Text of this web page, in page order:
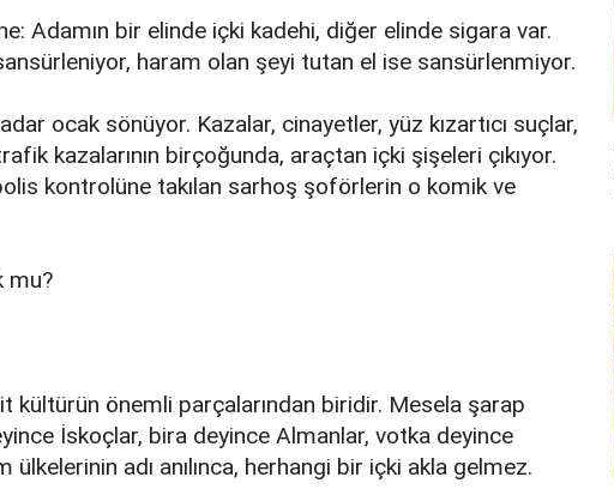
Adamın bir elinde içki kadehi, diğer elinde sigara var.
haram olan şeyi tutan el ise sansürlenmiyor.
ocak sönüyor. Kazalar, cinayetler, yüz kızartıcı suçlar,
kazalarının birçoğunda, araçtan içki şişeleri çıkıyor.
kontrolüne takılan sarhoş şoförlerin o komik ve
mu?
kültürün önemli parçalarından biridir. Mesela şarap
İskoçlar, bira deyince Almanlar, votka deyince
ülkelerinin adı anılınca, herhangi bir içki akla gelmez.